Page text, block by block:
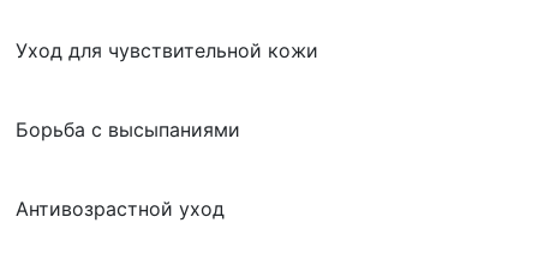
Уход для чувствительной кожи
Борьба с высыпаниями
Антивозрастной уход